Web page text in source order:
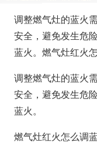
调整燃气灶的蓝火
安全，避免发生危
蓝火。燃气灶红火
调整燃气灶的蓝火
安全，避免发生危
蓝火。
燃气灶红火怎么调